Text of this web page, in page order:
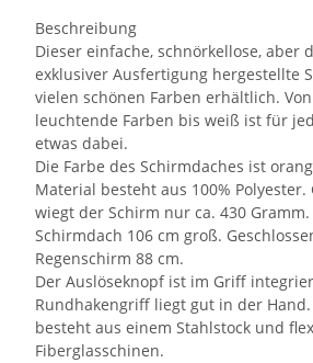
Beschreibung
Dieser einfache, schnörkellose, aber
exklusiver Ausfertigung hergestellte
vielen schönen Farben erhältlich.
leuchtende Farben bis weiß ist für
etwas dabei.
Die Farbe des Schirmdaches ist
Material besteht aus 100%
wiegt der Schirm nur ca. 430
Schirmdach 106 cm groß.
Regenschirm 88 cm.
Der Auslöseknopf ist im Griff
Rundhakengriff liegt gut in der Hand.
besteht aus einem Stahlstock und
Fiberglasschinen.